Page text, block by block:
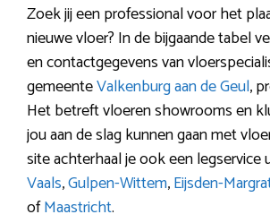
Zoek jij een professional voor het
nieuwe vloer? In de bijgaande tabel
en contactgegevens van
gemeenteValkenburg aan de Geul,
Het betreft vloeren showrooms en
jou aan de slag kunnen gaan met
site achterhaal je ook een legservice
Vaals,Gulpen-Wittem,Eijsden-
ofMaastricht.